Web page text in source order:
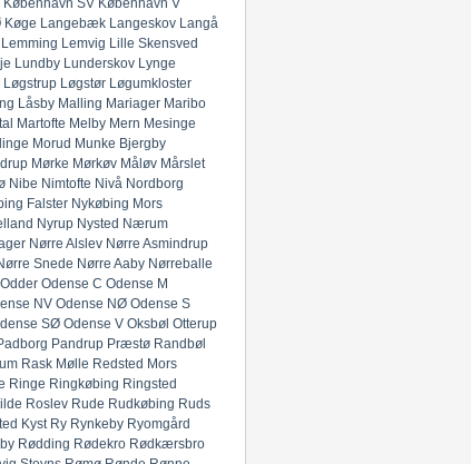
København SV København V
Køge Langebæk Langeskov Langå
Lemming Lemvig Lille Skensved
Lundby Lunderskov Lynge
Løgstrup Løgstør Løgumkloster
Låsby Malling Mariager Maribo
Martofte Melby Mern Mesinge
Morud Munke Bjergby
Mørke Mørkøv Måløv Mårslet
Nibe Nimtofte Nivå Nordborg
Falster Nykøbing Mors
Nyrup Nysted Nærum
Nørre Alslev Nørre Asmindrup
Snede Nørre Aaby Nørreballe
Odder Odense C Odense M
NV Odense NØ Odense S
SØ Odense V Oksbøl Otterup
Pandrup Præstø Randbøl
Rask Mølle Redsted Mors
Ringe Ringkøbing Ringsted
Roslev Rude Rudkøbing Ruds
Kyst Ry Rynkeby Ryomgård
Rødding Rødekro Rødkærsbro